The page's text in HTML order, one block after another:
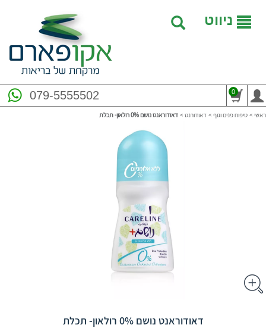
ניווט
079-5555502 0
ראשי > טיפוח פנים וגוף > דאודורנט > דאודוראנט נושם 0% רולאון- תכלת
דאודוראנט נושם 0% רולאון- תכלת